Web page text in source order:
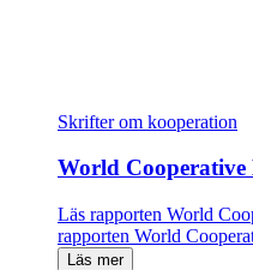
Skrifter om kooperation
World
Läs rapporten World
rapporten World
Läs mer